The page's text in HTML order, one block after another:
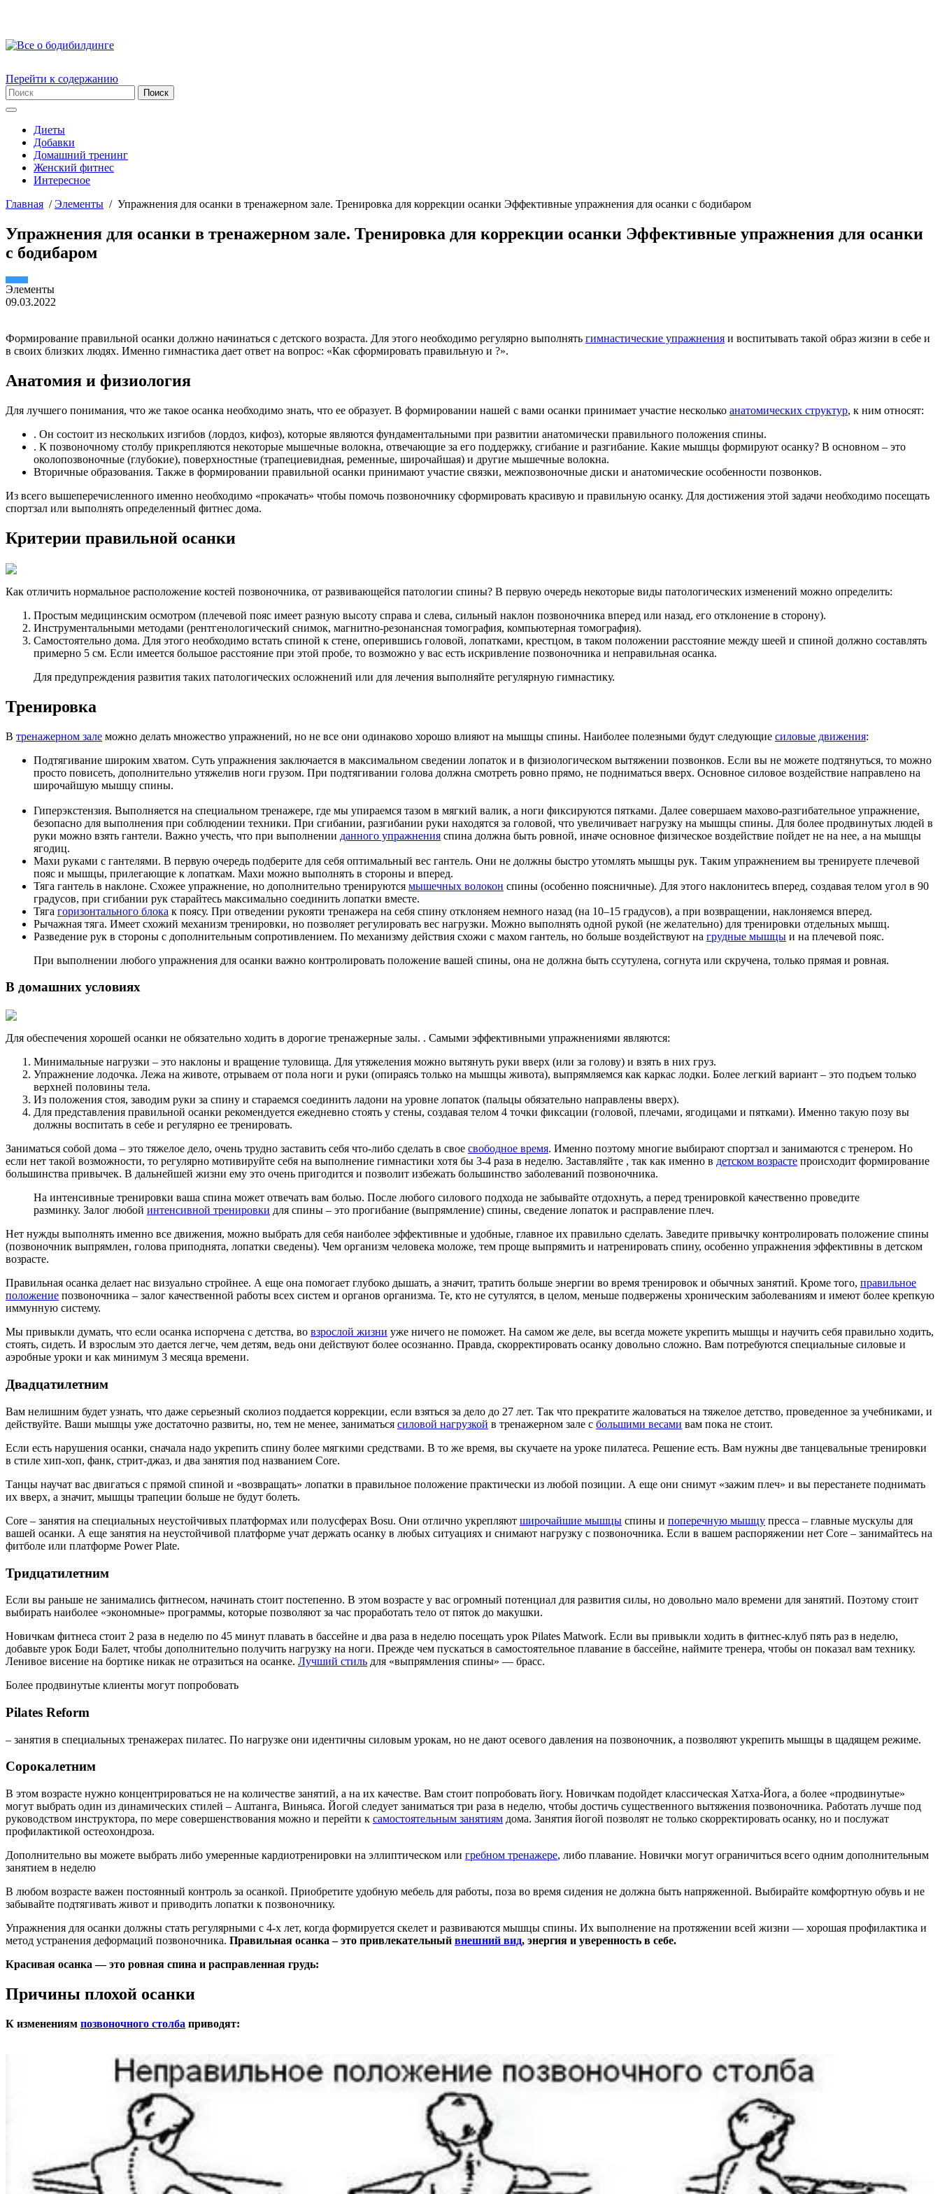
Перейти к содержанию
Диеты
Добавки
Домашний тренинг
Женский фитнес
Интересное
Главная /Элементы / Упражнения для осанки в тренажерном зале. Тренировка для коррекции осанки Эффективные упражнения для осанки с бодибаром
Упражнения для осанки в тренажерном зале. Тренировка для коррекции осанки Эффективные упражнения для осанки
с бодибаром
Элементы
09.03.2022
Формирование правильной осанки должно начинаться с детского возраста. Для этого необходимо регулярно выполнять гимнастические упражнения и воспитывать такой образ жизни в себе и
в своих близких людях. Именно гимнастика дает ответ на вопрос: «Как сформировать правильную и ?».
Анатомия и физиология
Для лучшего понимания, что же такое осанка необходимо знать, что ее образует. В формировании нашей с вами осанки принимает участие несколько анатомических структур, к ним относят:
. Он состоит из нескольких изгибов (лордоз, кифоз), которые являются фундаментальными при развитии анатомически правильного положения спины.
. К позвоночному столбу прикрепляются некоторые мышечные волокна, отвечающие за его поддержку, сгибание и разгибание. Какие мышцы формируют осанку? В основном – это
околопозвоночные (глубокие), поверхностные (трапециевидная, ременные, широчайшая) и другие мышечные волокна.
Вторичные образования. Также в формировании правильной осанки принимают участие связки, межпозвоночные диски и анатомические особенности позвонков.
Из всего вышеперечисленного именно необходимо «прокачать» чтобы помочь позвоночнику сформировать красивую и правильную осанку. Для достижения этой задачи необходимо посещать
спортзал или выполнять определенный фитнес дома.
Критерии правильной осанки
Как отличить нормальное расположение костей позвоночника, от развивающейся патологии спины? В первую очередь некоторые виды патологических изменений можно определить:
Простым медицинским осмотром (плечевой пояс имеет разную высоту справа и слева, сильный наклон позвоночника вперед или назад, его отклонение в сторону).
Инструментальными методами (рентгенологический снимок, магнитно-резонансная томография, компьютерная томография).
Самостоятельно дома. Для этого необходимо встать спиной к стене, оперившись головой, лопатками, крестцом, в таком положении расстояние между шеей и спиной должно составлять
примерно 5 см. Если имеется большое расстояние при этой пробе, то возможно у вас есть искривление позвоночника и неправильная осанка.
Для предупреждения развития таких патологических осложнений или для лечения выполняйте регулярную гимнастику.
Тренировка
Подтягивание широким хватом. Суть упражнения заключается в максимальном сведении лопаток и в физиологическом вытяжении позвонков. Если вы не можете подтянуться, то можно
Гиперэкстензия. Выполняется на специальном тренажере, где мы упираемся тазом в мягкий валик, а ноги фиксируются пятками. Далее совершаем махово-разгибательное упражнение,
безопасно для выполнения при соблюдении техники. При сгибании, разгибании руки находятся за головой, что увеличивает нагрузку на мышцы спины. Для более продвинутых людей в
руки можно взять гантели. Важно учесть, что при выполненииданного упражненияспина должна быть ровной, иначе основное физическое воздействие пойдет не на нее, а на мышцы
ягодиц.
Махи руками с гантелями. В первую очередь подберите для себя оптимальный вес гантель. Они не должны быстро утомлять мышцы рук. Таким упражнением вы тренируете плечевой
пояс и мышцы, прилегающие к лопаткам. Махи можно выполнять в стороны и вперед.
Тяга гантель в наклоне. Схожее упражнение, но дополнительно тренируются
мышечных волокон
спины (особенно поясничные). Для этого наклонитесь вперед, создавая телом угол в 90
градусов, при сгибании рук старайтесь максимально соединить лопатки вместе.
Тягагоризонтального блокак поясу. При отведении рукояти тренажера на себя спину отклоняем немного назад (на 10–15 градусов), а при возвращении, наклоняемся вперед.
Рычажная тяга. Имеет схожий механизм тренировки, но позволяет регулировать вес нагрузки. Можно выполнять одной рукой (не желательно) для тренировки отдельных мышц.
Разведение рук в стороны с дополнительным сопротивлением. По механизму действия схожи с махом гантель, но больше воздействуют на
грудные мышцы
и на плечевой пояс.
При выполнении любого упражнения для осанки важно контролировать положение вашей спины, она не должна быть ссутулена, согнута или скручена, только прямая и ровная.
Минимальные нагрузки – это наклоны и вращение туловища. Для утяжеления можно вытянуть руки вверх (или за голову) и взять в них груз.
Упражнение лодочка. Лежа на животе, отрываем от пола ноги и руки (опираясь только на мышцы живота), выпрямляемся как каркас лодки. Более легкий вариант – это подъем только
Из положения стоя, заводим руки за спину и стараемся соединить ладони на уровне лопаток (пальцы обязательно направлены вверх).
Для представления правильной осанки рекомендуется ежедневно стоять у стены, создавая телом 4 точки фиксации (головой, плечами, ягодицами и пятками). Именно такую позу вы
должны воспитать в себе и регулярно ее тренировать.
Заниматься собой дома – это тяжелое дело, очень трудно заставить себя что-либо сделать в свое
если нет такой возможности, то регулярно мотивируйте себя на выполнение гимнастики хотя бы 3-4 раза в неделю. Заставляйте , так как именно в
большинства привычек. В дальнейшей жизни ему это очень пригодится и позволит избежать большинство заболеваний позвоночника.
На интенсивные тренировки ваша спина может отвечать вам болью. После любого силового подхода не забывайте отдохнуть, а перед тренировкой качественно проведите
разминку. Залог любой интенсивной тренировкидля спины – это прогибание (выпрямление) спины, сведение лопаток и расправление плеч.
Нет нужды выполнять именно все движения, можно выбрать для себя наиболее эффективные и удобные, главное их правильно сделать. Заведите привычку контролировать положение спины
(позвоночник выпрямлен, голова приподнята, лопатки сведены). Чем организм человека моложе, тем проще выпрямить и натренировать спину, особенно упражнения эффективны в детском
возрасте.
Правильная осанка делает нас визуально стройнее. А еще она помогает глубоко дышать, а значит, тратить больше энергии во время тренировок и обычных занятий. Кроме того,правильное
положениепозвоночника – залог качественной работы всех систем и органов организма. Те, кто не сутулятся, в целом, меньше подвержены хроническим заболеваниям и имеют более крепкую
иммунную систему.
Мы привыкли думать, что если осанка испорчена с детства, во
стоять, сидеть. И взрослым это дается легче, чем детям, ведь они действуют более осознанно. Правда, скорректировать осанку довольно сложно. Вам потребуются специальные силовые и
Двадцатилетним
Вам нелишним будет узнать, что даже серьезный сколиоз поддается коррекции, если взяться за дело до 27 лет. Так что прекратите жаловаться на тяжелое детство, проведенное за учебниками, и
действуйте. Ваши мышцы уже достаточно развиты, но, тем не менее, заниматьсясиловой нагрузкойв тренажерном зале с
вам пока не стоит.
Если есть нарушения осанки, сначала надо укрепить спину более мягкими средствами. В то же время, вы скучаете на уроке пилатеса. Решение есть. Вам нужны две танцевальные тренировки
в стиле хип-хоп, фанк, стрит-джаз, и два занятия под названием Core.
Танцы научат вас двигаться с прямой спиной и «возвращать» лопатки в правильное положение практически из любой позиции. А еще они снимут «зажим плеч» и вы перестанете поднимать
вашей осанки. А еще занятия на неустойчивой платформе учат держать осанку в любых ситуациях и снимают нагрузку с позвоночника. Если в вашем распоряжении нет Core – занимайтесь на
Тридцатилетним
Если вы раньше не занимались фитнесом, начинать стоит постепенно. В этом возрасте у вас огромный потенциал для развития силы, но довольно мало времени для занятий. Поэтому стоит
Новичкам фитнеса стоит 2 раза в неделю по 45 минут плавать в бассейне и два раза в неделю посещать урок Pilates Matwork. Если вы привыкли ходить в фитнес-клуб пять раз в неделю,
Ленивое висение на бортике никак не отразиться на осанке.Лучший стильдля «выпрямления спины» — брасс.
Pilates Reform
– занятия в специальных тренажерах пилатес. По нагрузке они идентичны силовым урокам, но не дают осевого давления на позвоночник, а позволяют укрепить мышцы в щадящем режиме.
Сорокалетним
В этом возрасте нужно концентрироваться не на количестве занятий, а на их качестве. Вам стоит попробовать йогу. Новичкам подойдет классическая Хатха-Йога, а более «продвинутые»
дома. Занятия йогой позволят не только скорректировать осанку, но и послужат
профилактикой остеохондроза.
Дополнительно вы можете выбрать либо умеренные кардиотренировки на эллиптическом или
В любом возрасте важен постоянный контроль за осанкой. Приобретите удобную мебель для работы, поза во время сидения не должна быть напряженной. Выбирайте комфортную обувь и не
забывайте подтягивать живот и приводить лопатки к позвоночнику.
Упражнения для осанки должны стать регулярными с 4-х лет, когда формируется скелет и развиваются мышцы спины. Их выполнение на протяжении всей жизни — хорошая профилактика и
метод устранения деформаций позвоночника.Правильная осанка – это привлекательный внешний вид , энергия и уверенность в себе.